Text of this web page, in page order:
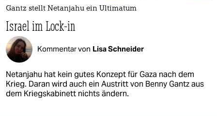
Gantz stellt Netanjahu ein Ultimatum
Israel im Lock-in
Kommentar von Lisa Schneider
Netanjahu hat kein gutes Konzept für Gaza nach dem
Krieg. Daran wird auch ein Austritt von Benny Gantz aus
dem Kriegskabinett nichts ändern.